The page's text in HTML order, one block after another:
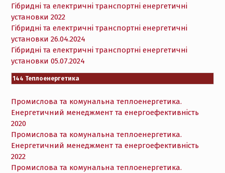
Гібридні та електричні транспортні енергетичні
установки 2022
Гібридні та електричні транспортні енергетичні
установки 26.04.2024
Гібридні та електричні транспортні енергетичні
установки 05.07.2024
144 Теплоенергетика
Промислова та комунальна теплоенергетика.
Енергетичний менеджмент та енергоефективність
2020
Промислова та комунальна теплоенергетика.
Енергетичний менеджмент та енергоефективність
2022
Промислова та комунальна теплоенергетика.